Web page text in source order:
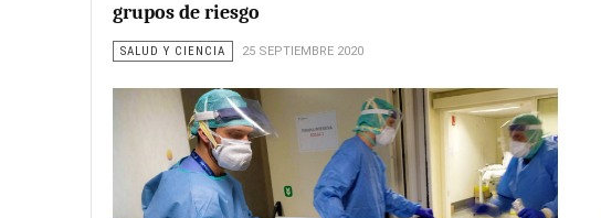
grupos de riesgo
SALUD Y CIENCIA 25 SEPTIEMBRE 2020